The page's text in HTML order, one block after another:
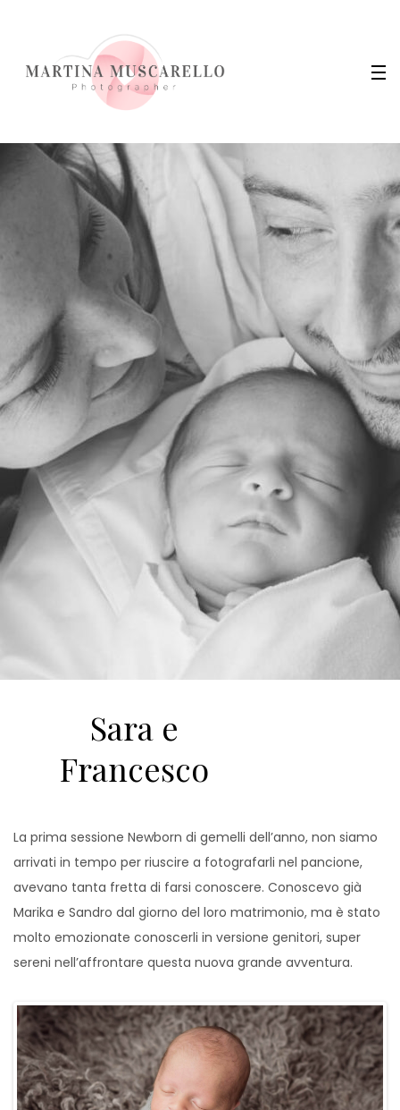
Sara e
Francesco
La prima sessione Newborn di gemelli dell’anno, non siamo
arrivati in tempo per riuscire a fotografarli nel pancione,
avevano tanta fretta di farsi conoscere. Conoscevo già
Marika e Sandro dal giorno del loro matrimonio, ma è stato
molto emozionate conoscerli in versione genitori, super
sereni nell’affrontare questa nuova grande avventura.